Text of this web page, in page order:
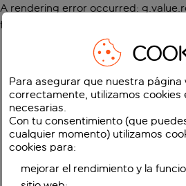
A rendering error occurred:
function
Para asegurar que nuestra página
correctamente, utilizamos
necesarias.
Con tu consentimiento (que
cualquier momento) utilizamos
cookies para:
mejorar el rendimiento y la